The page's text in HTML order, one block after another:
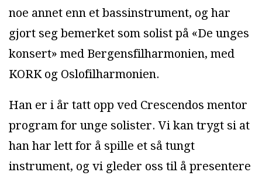
noe annet enn et bassinstrument, og har
gjort seg bemerket som solist på «De unges
konsert» med Bergensfilharmonien, med
KORK og Oslofilharmonien.
Han er i år tatt opp ved Crescendos mentor
program for unge solister. Vi kan trygt si at
han har lett for å spille et så tungt
instrument, og vi gleder oss til å presentere